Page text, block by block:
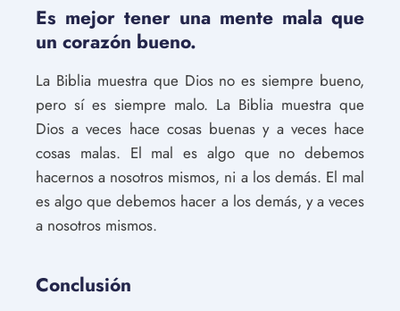
Es mejor tener una mente mala que
un corazón bueno.
La Biblia muestra que Dios no es siempre bueno,
pero sí es siempre malo. La Biblia muestra que
Dios a veces hace cosas buenas y a veces hace
cosas malas. El mal es algo que no debemos
hacernos a nosotros mismos, ni a los demás. El mal
es algo que debemos hacer a los demás, y a veces
a nosotros mismos.
Conclusión